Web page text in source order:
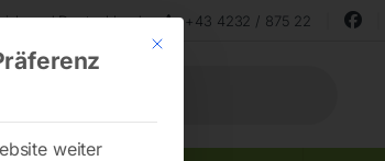
und Deutschland +43 4232 / 875 22
Mit diesem Button wird der Dialog
weiter